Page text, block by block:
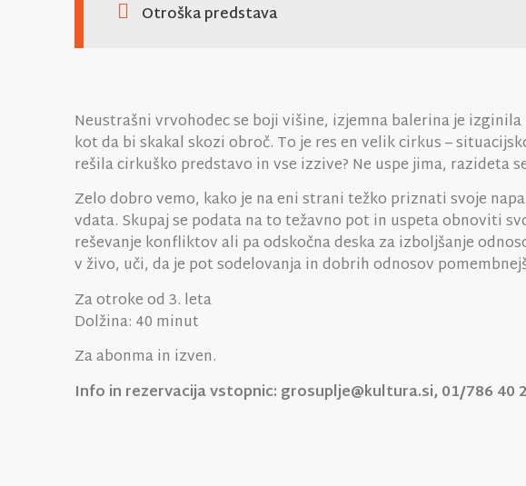
Otroška predstava
Neustrašni vrvohodec se boji višine, izjemna balerina je
kot da bi skakal skozi obroč. To je res en velik cirkus –
rešila cirkuško predstavo in vse izzive? Ne uspe jima, razideta
Zelo dobro vemo, kako je na eni strani težko priznati svoje
vdata. Skupaj se podata na to težavno pot in uspeta obnoviti
reševanje konfliktov ali pa odskočna deska za izboljšanje
v živo, uči, da je pot sodelovanja in dobrih odnosov
Za otroke od 3. leta
Dolžina: 40 minut
Za abonma in izven.
Info in rezervacija vstopnic: grosuplje@kultura.si, 01/786 40